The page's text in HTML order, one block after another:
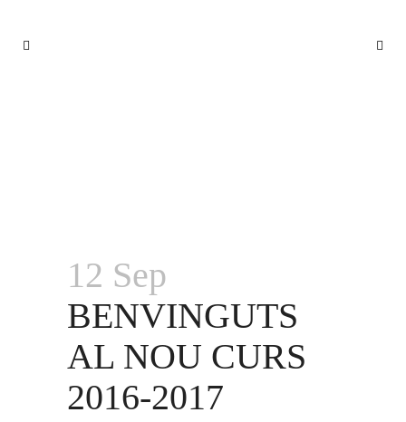
12 Sep
BENVINGUTS
AL NOU CURS
2016-2017